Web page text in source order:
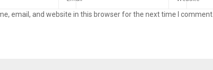
email, and website in this browser for the next time I comment.